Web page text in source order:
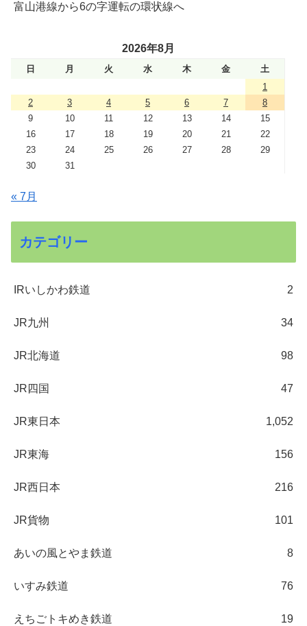
富山港線から6の字運転の環状線へ
2026年8月
日 月 火 水 木 金
土
1
2
3 4 5 6 7
8
9
10 11 12 13 14
15
16
17 18 19 20 21
22
23
24 25 26 27 28
29
30
31
« 7月
カテゴリー
IRいしかわ鉄道 2
JR九州 34
JR北海道 98
JR四国 47
JR東日本 1,052
JR東海 156
JR西日本 216
JR貨物 101
あいの風とやま鉄道 8
いすみ鉄道 76
えちごトキめき鉄道 19